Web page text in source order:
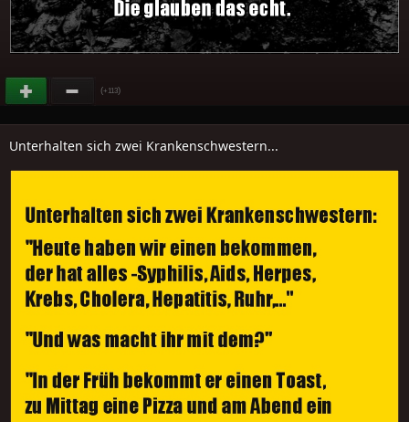
(+113)
Unterhalten sich zwei Krankenschwestern...